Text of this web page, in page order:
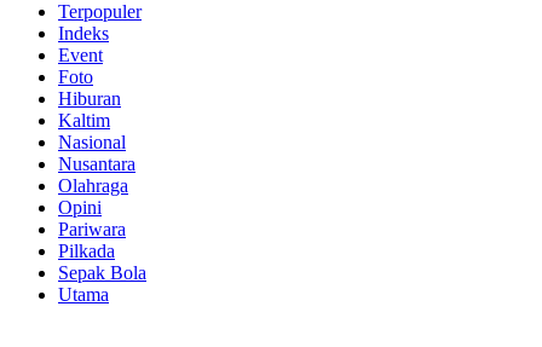
Terpopuler
Indeks
Event
Foto
Hiburan
Kaltim
Nasional
Nusantara
Olahraga
Opini
Pariwara
Pilkada
Sepak Bola
Utama